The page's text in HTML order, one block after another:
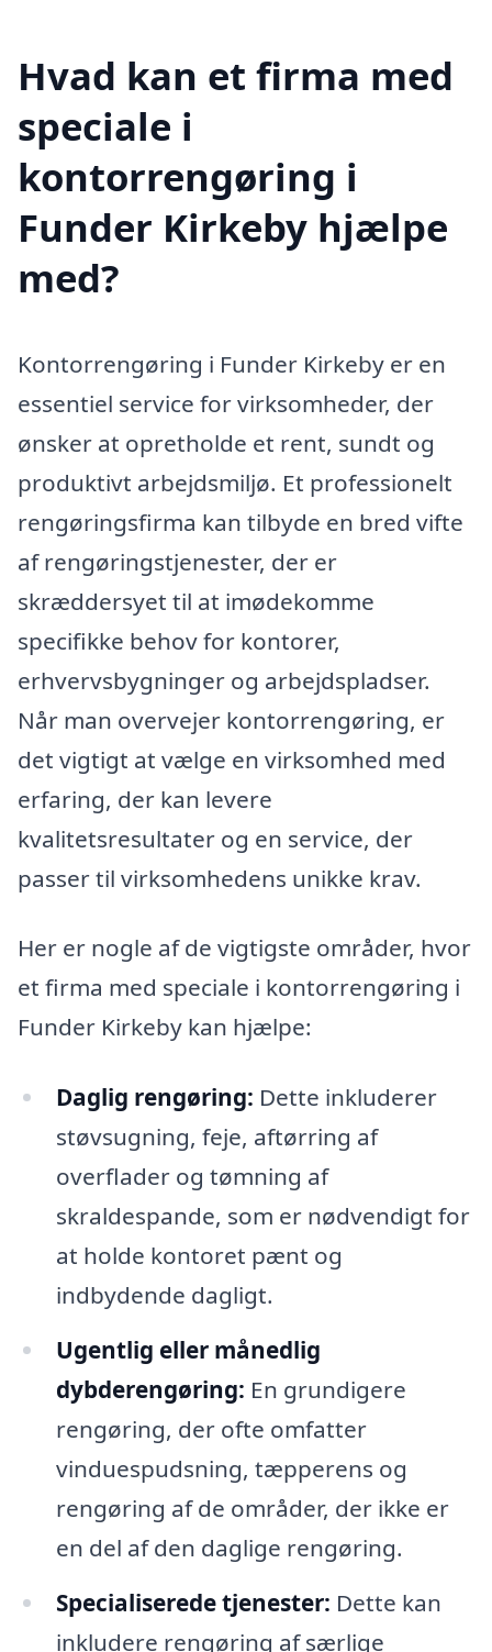
Hvad kan et firma med
speciale i
kontorrengøring i
Funder Kirkeby hjælpe
med?
Kontorrengøring i Funder Kirkeby er en
essentiel service for virksomheder, der
ønsker at opretholde et rent, sundt og
produktivt arbejdsmiljø. Et professionelt
rengøringsfirma kan tilbyde en bred vifte
af rengøringstjenester, der er
skræddersyet til at imødekomme
specifikke behov for kontorer,
erhvervsbygninger og arbejdspladser.
Når man overvejer kontorrengøring, er
det vigtigt at vælge en virksomhed med
erfaring, der kan levere
kvalitetsresultater og en service, der
passer til virksomhedens unikke krav.
Her er nogle af de vigtigste områder, hvor
et firma med speciale i kontorrengøring i
Funder Kirkeby kan hjælpe:
Daglig rengøring: Dette inkluderer
støvsugning, feje, aftørring af
overflader og tømning af
skraldespande, som er nødvendigt for
at holde kontoret pænt og
indbydende dagligt.
Ugentlig eller månedlig
dybderengøring: En grundigere
rengøring, der ofte omfatter
vinduespudsning, tæpperens og
rengøring af de områder, der ikke er
en del af den daglige rengøring.
Specialiserede tjenester: Dette kan
inkludere rengøring af særlige